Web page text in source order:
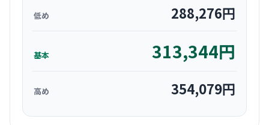
低め 288,276円
基本 313,344円
高め 354,079円